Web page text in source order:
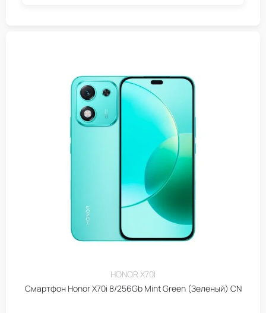
HONOR X70I
Смартфон Honor X70i 8/256Gb Mint Green (Зеленый) CN